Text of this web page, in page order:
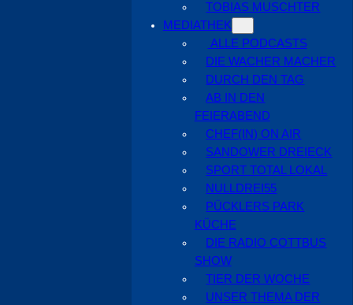
TOBIAS MUSCHTER
MEDIATHEK
ALLE PODCASTS
DIE WACHER MACHER
DURCH DEN TAG
AB IN DEN
FEIERABEND
CHEF(IN) ON AIR
SANDOWER DREIECK
SPORT TOTAL LOKAL
NULLDREI55
PÜCKLERS PARK
KÜCHE
DIE RADIO COTTBUS
SHOW
TIER DER WOCHE
UNSER THEMA DER